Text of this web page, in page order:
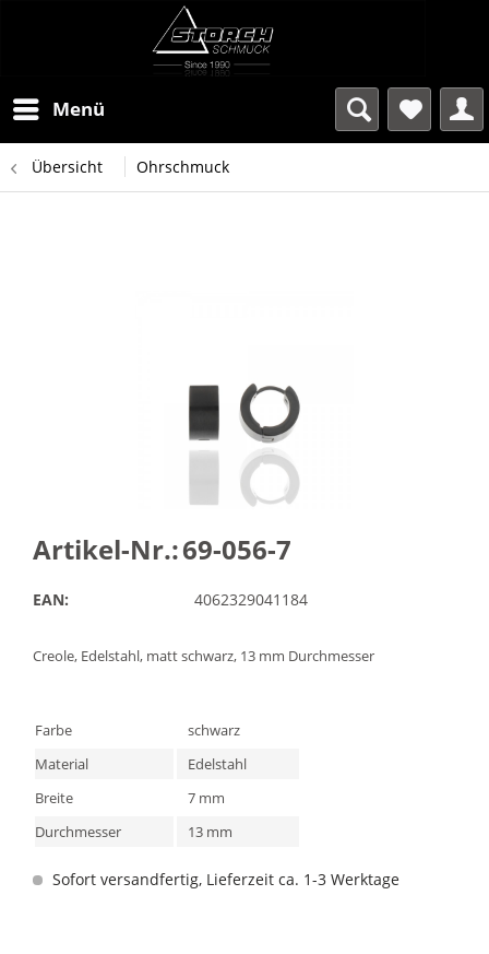
Menü
Übersicht Ohrschmuck
Artikel-Nr.:69-056-7
EAN: 4062329041184
Creole, Edelstahl, matt schwarz, 13 mm Durchmesser
Farbe
schwarz
Material
Edelstahl
Breite
7 mm
Durchmesser
13 mm
Sofort versandfertig, Lieferzeit ca. 1-3 Werktage